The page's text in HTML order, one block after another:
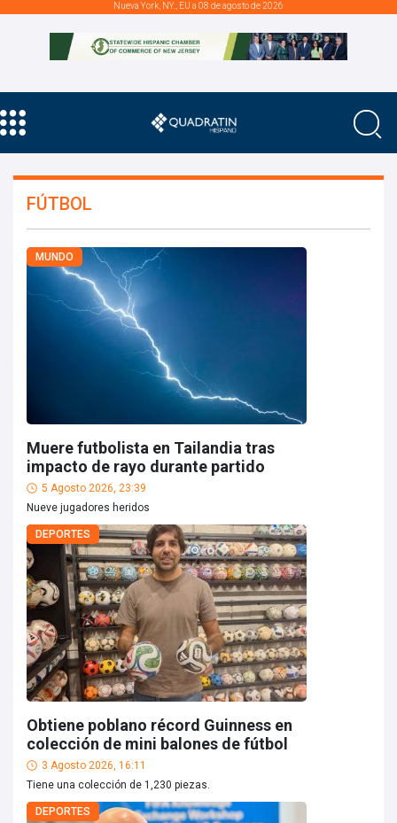
Nueva York, NY., EU a 08 de agosto de 2026
FÚTBOL
MUNDO
Muere futbolista en Tailandia tras
impacto de rayo durante partido
5 Agosto 2026, 23:39
Nueve jugadores heridos
DEPORTES
Obtiene poblano récord Guinness en
colección de mini balones de fútbol
3 Agosto 2026, 16:11
Tiene una colección de 1,230 piezas.
DEPORTES